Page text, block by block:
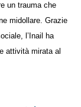
il subire
arti o una lesione
improntata al
una rilevante